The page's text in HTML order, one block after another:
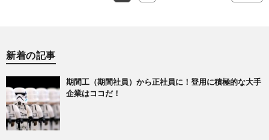
新着の記事
期間工（期間社員）から正社員に！登用に積極的な大手
企業はココだ！